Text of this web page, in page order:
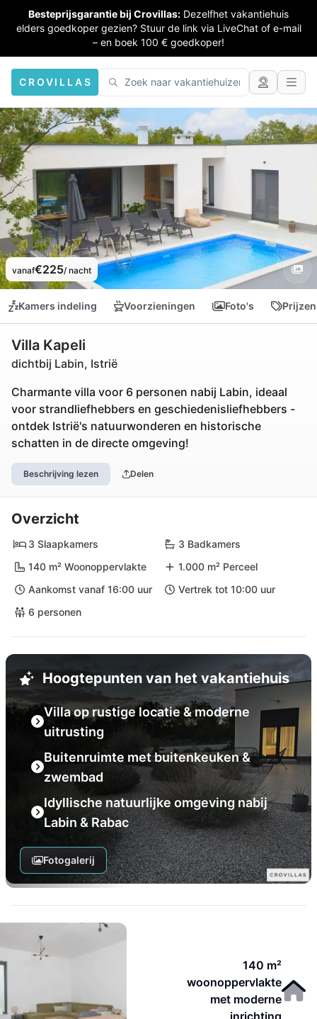
Besteprijsgarantie bij Crovillas: Dezelfhet vakantiehuis
elders goedkoper gezien? Stuur de link via LiveChat of e-mail
– en boek 100 € goedkoper!
CROVILLAS
vanaf€225/ nacht
Kamers indeling Voorzieningen Foto's
Villa Kapeli
dichtbij Labin, Istrië
Charmante villa voor 6 personen nabij Labin, ideaal
voor strandliefhebbers en geschiedenisliefhebbers -
ontdek Istrië's natuurwonderen en historische
schatten in de directe omgeving!
Beschrijving lezen Delen
Overzicht
3 Slaapkamers
3 Badkamers
140 m² Woonoppervlakte
1.000 m² Perceel
Aankomst vanaf 16:00 uur
Vertrek tot 10:00 uur
6 personen
Hoogtepunten van het vakantiehuis
Villa op rustige locatie & moderne
uitrusting
Buitenruimte met buitenkeuken &
zwembad
Idyllische natuurlijke omgeving nabij
Labin & Rabac
Fotogalerij
140 m²
woonoppervlakte
met moderne
inrichting